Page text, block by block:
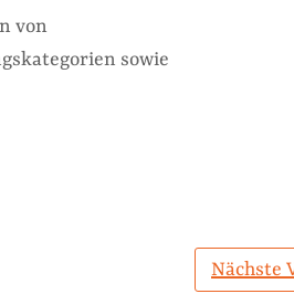
von
sowie
Nächste